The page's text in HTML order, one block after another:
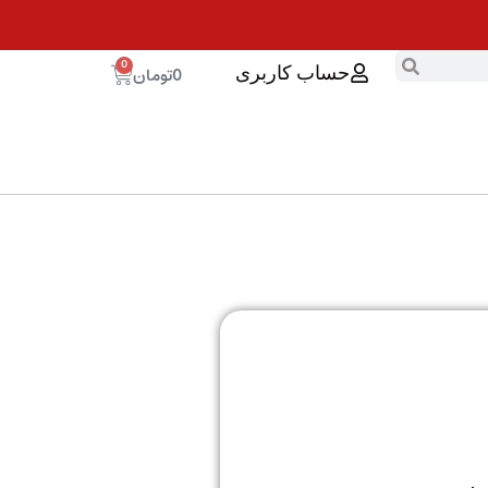
حساب کاربری 0تومان 0